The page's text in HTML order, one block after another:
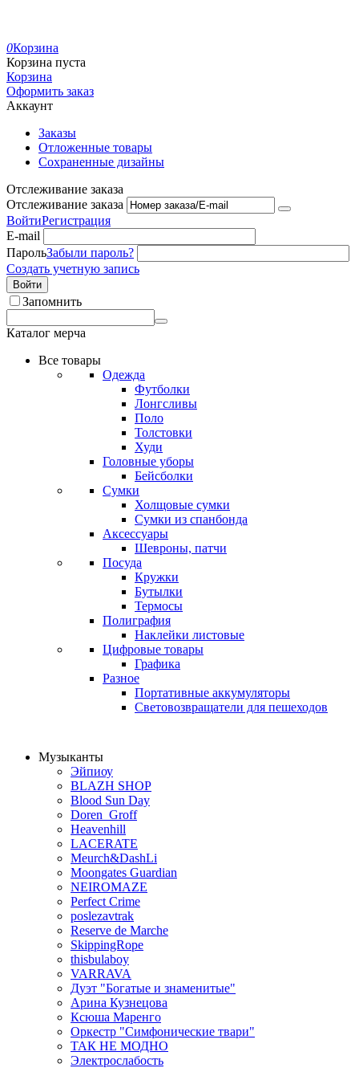
0Корзина
Корзина пуста
Корзина
Оформить заказ
Аккаунт
Заказы
Отложенные товары
Сохраненные дизайны
Отслеживание заказа
Отслеживание заказа
ВойтиРегистрация
E-mail
ПарольЗабыли пароль?
Создать учетную запись
Войти
Запомнить
Каталог мерча
Все товары
Одежда
Футболки
Лонгсливы
Поло
Толстовки
Худи
Головные уборы
Бейсболки
Сумки
Холщовые сумки
Сумки из спанбонда
Аксессуары
Шевроны, патчи
Посуда
Кружки
Бутылки
Термосы
Полиграфия
Наклейки листовые
Цифровые товары
Графика
Разное
Портативные аккумуляторы
Световозвращатели для пешеходов
Музыканты
Эйпиоу
BLAZH SHOP
Blood Sun Day
Doren_Groff
Heavenhill
LACERATE
Meurch&DashLi
Moongates Guardian
NEIROMAZE
Perfect Crime
poslezavtrak
Reserve de Marche
SkippingRope
thisbulaboy
VARRAVA
Дуэт "Богатые и знаменитые"
Арина Кузнецова
Ксюша Маренго
Оркестр "Симфонические твари"
ТАК НЕ МОДНО
Электрослабость